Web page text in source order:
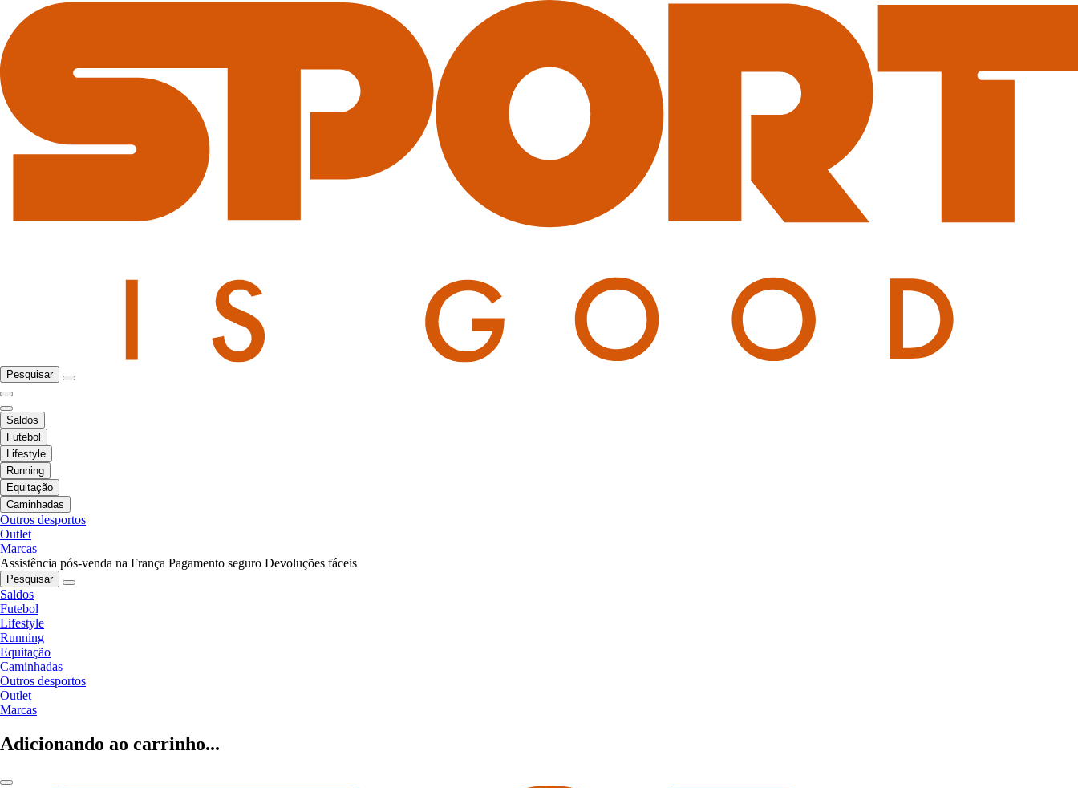
Pesquisar
Saldos
Futebol
Lifestyle
Running
Equitação
Caminhadas
Outros desportos
Outlet
Marcas
Assistência pós-venda na França Pagamento seguro Devoluções fáceis
Pesquisar
Saldos
Futebol
Lifestyle
Running
Equitação
Caminhadas
Outros desportos
Outlet
Marcas
Adicionando ao carrinho...